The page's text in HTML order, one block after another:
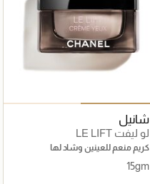
شانيل
لو ليفت LE LIFT
كريم منعم للعينين وشاد لها
15gm